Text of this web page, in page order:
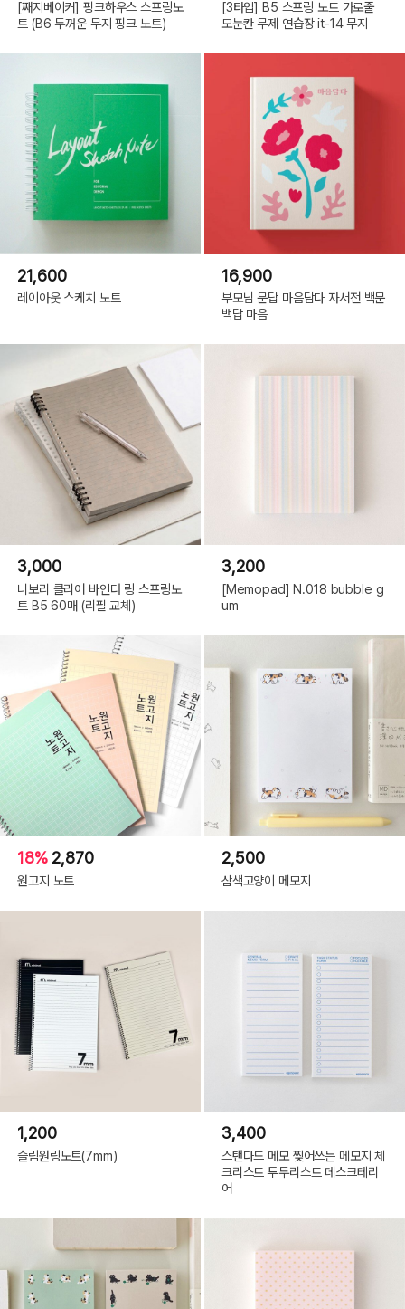
[째지베이커] 핑크하우스 스프링노
트 (B6 두꺼운 무지 핑크 노트)
[3타입] B5 스프링 노트 가로줄
모눈칸 무제 연습장 it-14 무지
21,600
레이아웃 스케치 노트
16,900
부모님 문답 마음담다 자서전 백문
백답 마음
3,000
니보리 클리어 바인더 링 스프링노
트 B5 60매 (리필 교체)
3,200
[Memopad] N.018 bubble g
um
18% 2,870
원고지 노트
2,500
삼색고양이 메모지
1,200
슬림원링노트(7mm)
3,400
스탠다드 메모 찢어쓰는 메모지 체
크리스트 투두리스트 데스크테리
어